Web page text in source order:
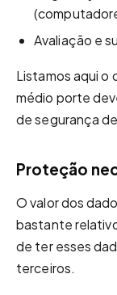
Avaliação e
Listamos aqui o
médio porte
de segurança
Proteção
O valor dos
bastante
de ter esses
terceiros.